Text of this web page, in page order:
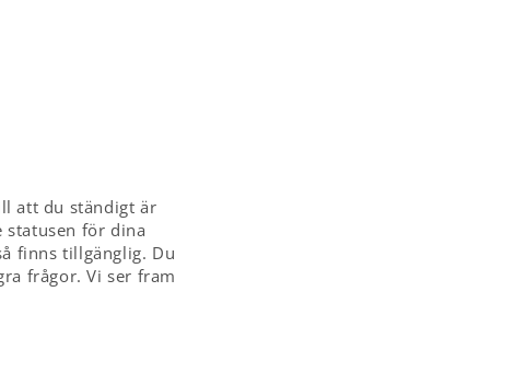
att du ständigt är
statusen för dina
finns tillgänglig. Du
frågor. Vi ser fram